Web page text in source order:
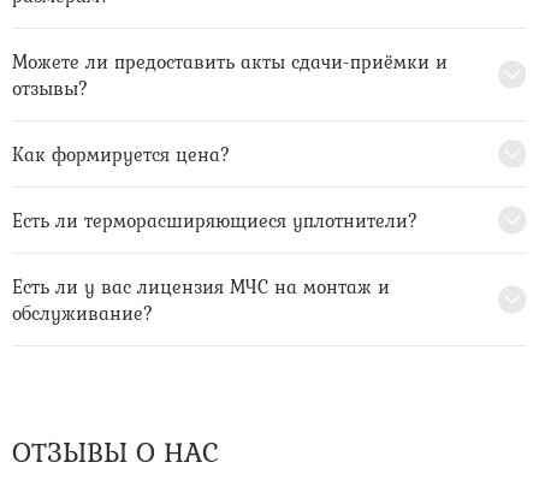
Можете ли предоставить акты сдачи-приёмки и
отзывы?
Как формируется цена?
Есть ли терморасширяющиеся уплотнители?
Есть ли у вас лицензия МЧС на монтаж и
обслуживание?
ОТЗЫВЫ О НАС